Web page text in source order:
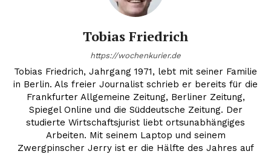
Tobias Friedrich
https://wochenkurier.de
Tobias Friedrich, Jahrgang 1971, lebt mit seiner Familie
in Berlin. Als freier Journalist schrieb er bereits für die
Frankfurter Allgemeine Zeitung, Berliner Zeitung,
Spiegel Online und die Süddeutsche Zeitung. Der
studierte Wirtschaftsjurist liebt ortsunabhängiges
Arbeiten. Mit seinem Laptop und seinem
Zwergpinscher Jerry ist er die Hälfte des Jahres auf